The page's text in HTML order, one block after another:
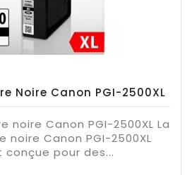
Noire Canon PGI-2500XL
noire Canon PGI-2500XL La
Canon PGI-2500XL
pour des...